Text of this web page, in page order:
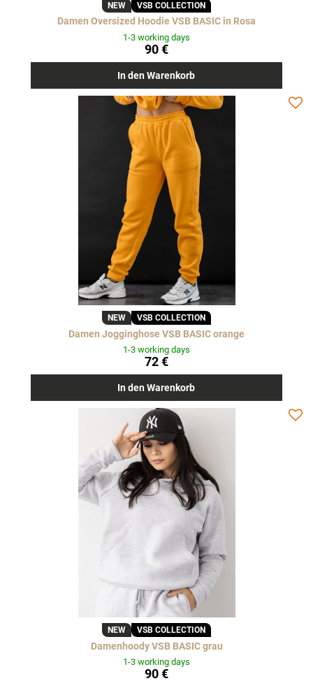
NEW VSB COLLECTION
Damen Oversized Hoodie VSB BASIC in Rosa
1-3 working days
90 €
In den Warenkorb
NEW VSB COLLECTION
Damen Jogginghose VSB BASIC orange
1-3 working days
72 €
In den Warenkorb
NEW VSB COLLECTION
Damenhoody VSB BASIC grau
1-3 working days
90 €